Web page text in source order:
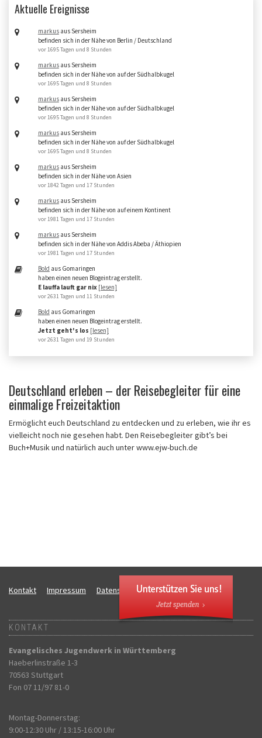
Aktuelle Ereignisse
markusaus Sersheim
befinden sich in der Nähe von Berlin / Deutschland
vor 1695 Tagen und 8 Stunden
markusaus Sersheim
befinden sich in der Nähe von auf der Südhalbkugel
vor 1695 Tagen und 8 Stunden
markusaus Sersheim
befinden sich in der Nähe von auf der Südhalbkugel
vor 1695 Tagen und 8 Stunden
markusaus Sersheim
befinden sich in der Nähe von auf der Südhalbkugel
vor 1695 Tagen und 8 Stunden
markusaus Sersheim
befinden sich in der Nähe von Asien
vor 1842 Tagen und 17 Stunden
markusaus Sersheim
befinden sich in der Nähe von auf einem Kontinent
vor 1981 Tagen und 17 Stunden
markusaus Sersheim
befinden sich in der Nähe von Addis Abeba / Äthiopien
vor 1981 Tagen und 17 Stunden
Bold aus Gomaringen
haben einen neuen Blogeintrag erstellt.
E lauffa lauft gar nix [lesen]
vor 2631 Tagen und 11 Stunden
Bold aus Gomaringen
haben einen neuen Blogeintrag erstellt.
Jetzt geht's los [lesen]
vor 2631 Tagen und 19 Stunden
Deutschland erleben – der Reisebegleiter für eine
einmalige Freizeitaktion
Ermöglicht euch Deutschland zu entdecken und zu erleben, wie ihr es
vielleicht noch nie gesehen habt. Den Reisebegleiter gibt’s bei
Buch+Musik und natürlich auch unter www.ejw-buch.de
Kontakt Impressum Datenschutz SW:live DB:live V:
KONTAKT
Evangelisches Jugendwerk in Württemberg
Haeberlinstraße 1-3
70563 Stuttgart
Fon 07 11/97 81-0
Montag-Donnerstag:
9:00-12:30 Uhr / 13:15-16:00 Uhr